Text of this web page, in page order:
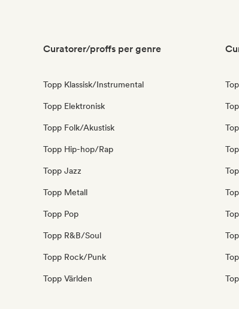
Curatorer/proffs per genre
Topp Klassisk/Instrumental
Topp Elektronisk
Topp Folk/Akustisk
Topp Hip-hop/Rap
Topp Jazz
Topp Metall
Topp Pop
Topp R&B/Soul
Topp Rock/Punk
Topp Världen